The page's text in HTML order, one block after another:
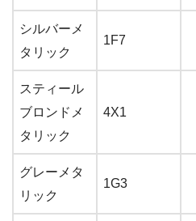
シルバーメ
タリック
1F7
スティール
ブロンドメ
タリック
4X1
グレーメタ
リック
1G3